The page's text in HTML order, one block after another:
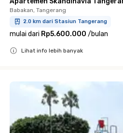
Babakan, Tangerang
2.0 km dari Stasiun Tangerang
mulai dari Rp5.600.000 /bulan
Lihat info lebih banyak